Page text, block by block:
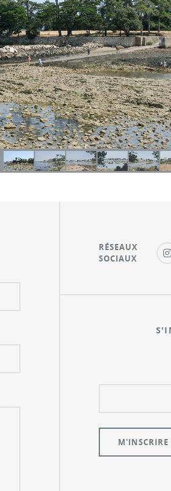
RÉSEAUX
SOCIAUX